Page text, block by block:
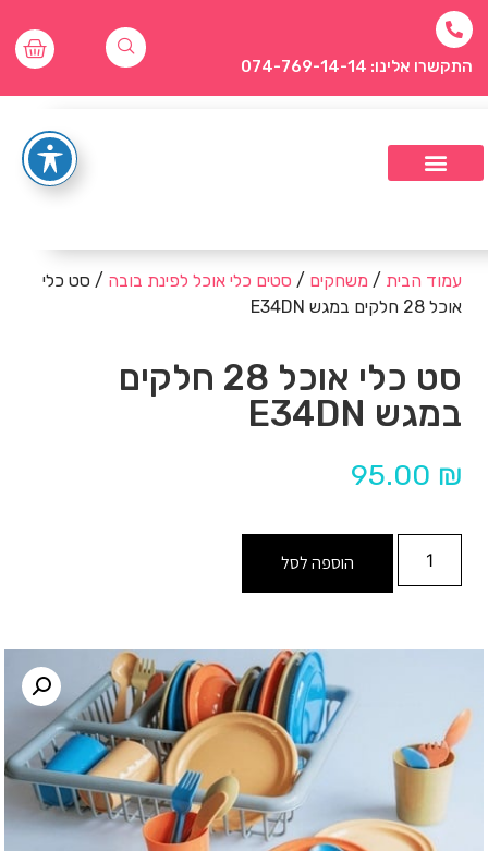
התקשרו אלינו: 074-769-14-14
עמוד הבית / משחקים / סטים כלי אוכל לפינת בובה / סט כלי
אוכל 28 חלקים במגש E34DN
סט כלי אוכל 28 חלקים
במגש E34DN
95.00 ₪
הוספה לסל